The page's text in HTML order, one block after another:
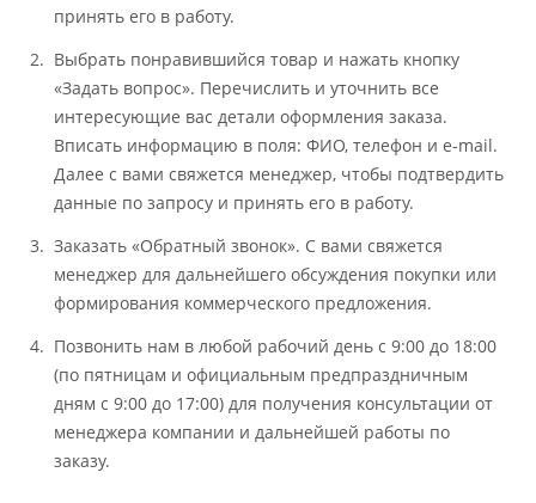
принять его в работу.
Выбрать понравившийся товар и нажать кнопку
«Задать вопрос». Перечислить и уточнить все
интересующие вас детали оформления заказа.
Вписать информацию в поля: ФИО, телефон и e-mail.
Далее с вами свяжется менеджер, чтобы подтвердить
данные по запросу и принять его в работу.
Заказать «Обратный звонок». С вами свяжется
менеджер для дальнейшего обсуждения покупки или
формирования коммерческого предложения.
Позвонить нам в любой рабочий день с 9:00 до 18:00
(по пятницам и официальным предпраздничным
дням с 9:00 до 17:00) для получения консультации от
менеджера компании и дальнейшей работы по
заказу.